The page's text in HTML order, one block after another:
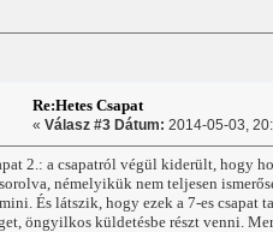
Re:Hetes Csapat
« Válasz #3 Dátum: 2014-05-03,
2.: a csapatról végül kiderült, hogy
némelyikük nem teljesen
És látszik, hogy ezek a 7-es
öngyilkos küldetésbe részt venni.